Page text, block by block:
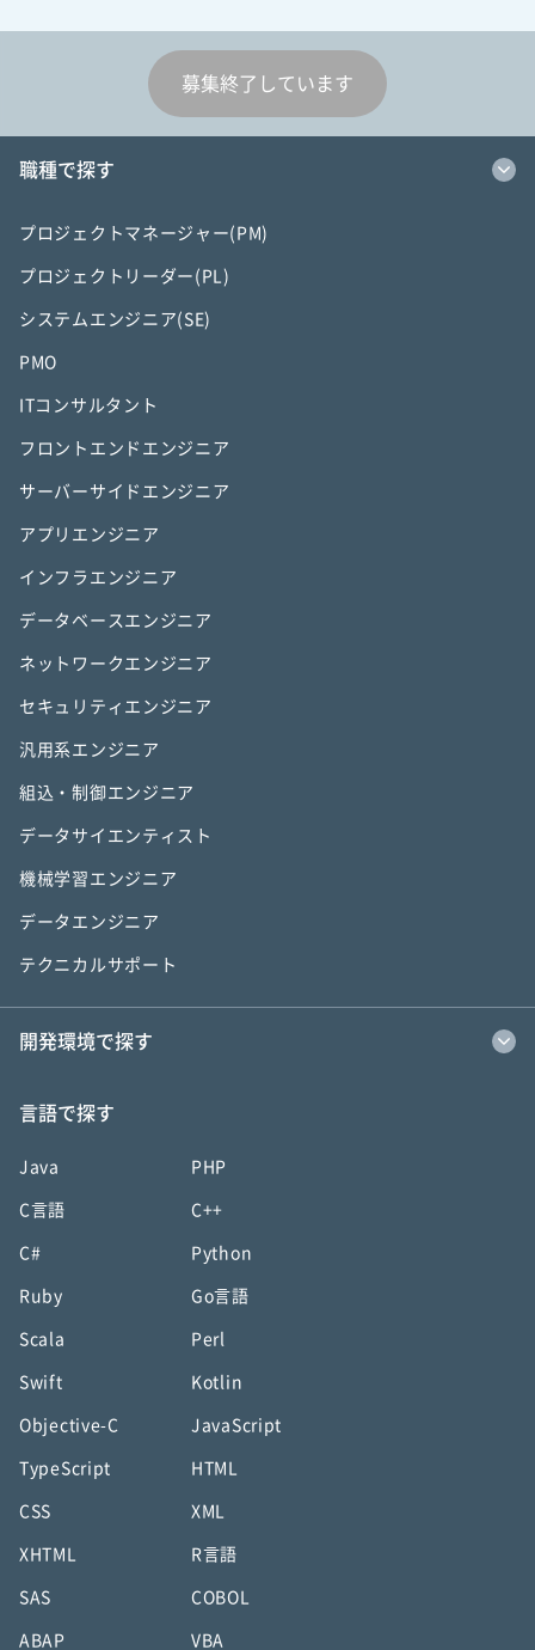
募集終了しています
職種で探す
プロジェクトマネージャー(PM)
プロジェクトリーダー(PL)
システムエンジニア(SE)
PMO
ITコンサルタント
フロントエンドエンジニア
サーバーサイドエンジニア
アプリエンジニア
インフラエンジニア
データベースエンジニア
ネットワークエンジニア
セキュリティエンジニア
汎用系エンジニア
組込・制御エンジニア
データサイエンティスト
機械学習エンジニア
データエンジニア
テクニカルサポート
開発環境で探す
言語で探す
Java PHP
C言語 C++
C# Python
Ruby Go言語
Scala Perl
Swift Kotlin
Objective-C JavaScript
TypeScript HTML
CSS XML
XHTML R言語
SAS COBOL
ABAP VBA